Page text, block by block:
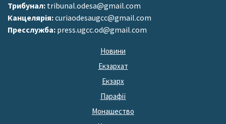
Трибунал: tribunal.odesa@gmail.com
Канцелярія:curiaodesaugcc@gmail.com
Пресслужба: press.ugcc.od@gmail.com
Новини
Екзархат
Екзарх
Парафії
Монашество